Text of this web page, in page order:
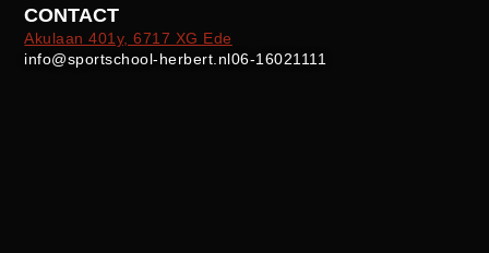
CONTACT
Akulaan 401y, 6717 XG Ede
info@sportschool-herbert.nl06-16021111